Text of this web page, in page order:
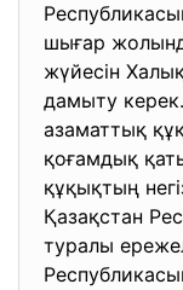
шығар
жүйесін
дамыту
азаматтық
қоғамдық
құқықтың
Қазақстан
туралы